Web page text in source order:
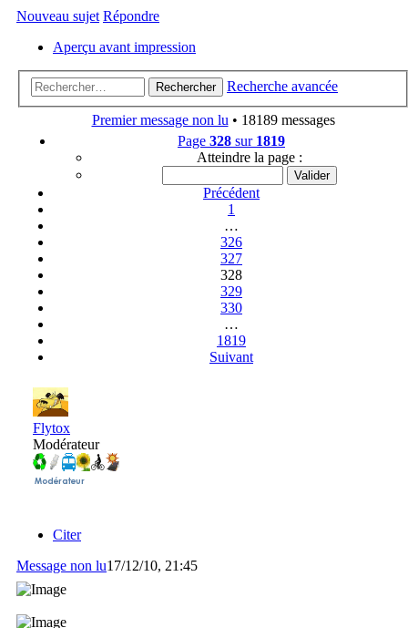
Nouveau sujet Répondre
Aperçu avant impression
Rechercher Recherche avancée
Premier message non lu • 18189 messages
Page 328 sur 1819
Atteindre la page :
Précédent
1
…
326
327
328
329
330
…
1819
Suivant
Flytox
Modérateur
Citer
Message non lu17/12/10, 21:45